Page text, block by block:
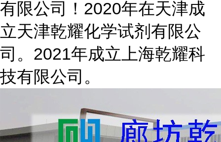
有限公司！2020年在天津成
立天津乾耀化学试剂有限公
司。2021年成立上海乾耀科
技有限公司。